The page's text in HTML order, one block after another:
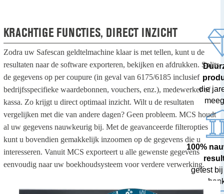
KRACHTIGE FUNCTIES, DIRECT INZICHT
Zodra uw Safescan geldtelmachine klaar is met tellen, kunt u de
resultaten naar de software exporteren, bekijken en afdrukken. Splits
de gegevens op per coupure (in geval van 6175/6185 inclusief
bedrijfsspecifieke waardebonnen, vouchers, enz.), medewerker of
kassa. Zo krijgt u direct optimaal inzicht. Wilt u de resultaten
vergelijken met die van andere dagen? Geen probleem. MCS houdt
al uw gegevens nauwkeurig bij. Met de geavanceerde filteropties
kunt u bovendien gemakkelijk inzoomen op de gegevens die u
interesseren. Vanuit MCS exporteert u alle gewenste gegevens
eenvoudig naar uw boekhoudsysteem voor verdere verwerking.
die
100%
getest